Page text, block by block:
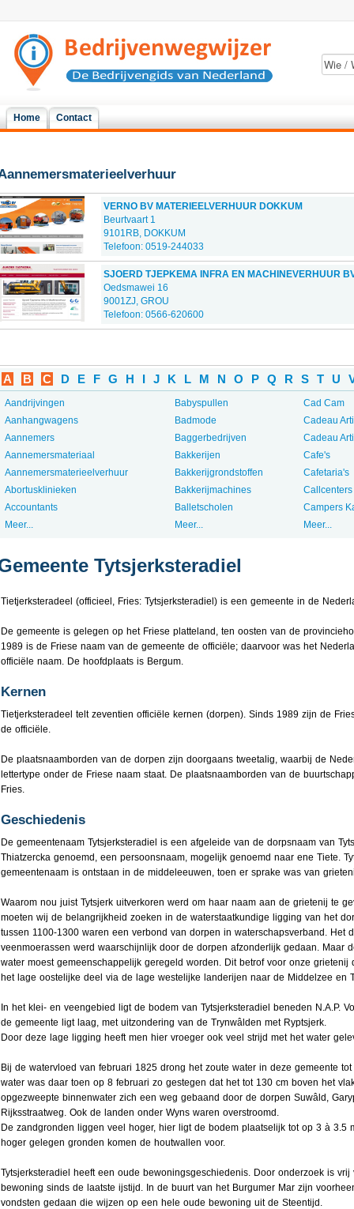
Home Contact
VERNO BV MATERIEELVERHUUR DOKKUM
Beurtvaart 1
9101RB, DOKKUM
Telefoon: 0519-244033
SJOERD TJEPKEMA INFRA EN MACHINEVERHUUR
Oedsmawei 16
9001ZJ, GROU
Telefoon: 0566-620600
A B C D E F G H I J K L M N O P Q R S T U
Aandrijvingen
Aanhangwagens
Aannemers
Aannemersmateriaal
Aannemersmaterieelverhuur
Abortusklinieken
Accountants
Meer...
Babyspullen
Badmode
Baggerbedrijven
Bakkerijen
Bakkerijgrondstoffen
Bakkerijmachines
Balletscholen
Meer...
Cad Cam
Cadeau
Cadeau
Cafe's
Cafetaria's
Callcenters
Campers
Meer...
Tytsjerksteradiel
Tietjerksteradeel (officieel, Fries: Tytsjerksteradiel) is een gemeente in de
De gemeente is gelegen op het Friese platteland, ten oosten van de
1989 is de Friese naam van de gemeente de officiële; daarvoor was het
officiële naam. De hoofdplaats is Bergum.
Kernen
Tietjerksteradeel telt zeventien officiële kernen (dorpen). Sinds 1989 zijn de
de officiële.
De plaatsnaamborden van de dorpen zijn doorgaans tweetalig, waarbij de
lettertype onder de Friese naam staat. De plaatsnaamborden van de
Fries.
Geschiedenis
De gemeentenaam Tytsjerksteradiel is een afgeleide van de dorpsnaam van
Thiatzercka genoemd, een persoonsnaam, mogelijk genoemd naar ene Tiete.
gemeentenaam is ontstaan in de middeleeuwen, toen er sprake was van
Waarom nou juist Tytsjerk uitverkoren werd om haar naam aan de grietenij te
moeten wij de belangrijkheid zoeken in de waterstaatkundige ligging van het
tussen 1100-1300 waren een verbond van dorpen in waterschapsverband. Het
veenmoerassen werd waarschijnlijk door de dorpen afzonderlijk gedaan. Maar
water moest gemeenschappelijk geregeld worden. Dit betrof voor onze
het lage oostelijke deel via de lage westelijke landerijen naar de Middelzee en
In het klei- en veengebied ligt de bodem van Tytsjerksteradiel beneden N.A.P.
de gemeente ligt laag, met uitzondering van de Trynwâlden met Ryptsjerk.
Door deze lage ligging heeft men hier vroeger ook veel strijd met het water
Bij de watervloed van februari 1825 drong het zoute water in deze gemeente
water was daar toen op 8 februari zo gestegen dat het tot 130 cm boven het
opgezweepte binnenwater zich een weg gebaand door de dorpen Suwâld,
Rijksstraatweg. Ook de landen onder Wyns waren overstroomd.
De zandgronden liggen veel hoger, hier ligt de bodem plaatselijk tot op 3 à 3.5
hoger gelegen gronden komen de houtwallen voor.
Tytsjerksteradiel heeft een oude bewoningsgeschiedenis. Door onderzoek is
bewoning sinds de laatste ijstijd. In de buurt van het Burgumer Mar zijn
vondsten gedaan die wijzen op een hele oude bewoning uit de Steentijd.